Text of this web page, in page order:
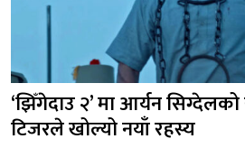
‘झिँगेदाउ २’ मा आर्यन
टिजरले खोल्यो नयाँ रहस्य